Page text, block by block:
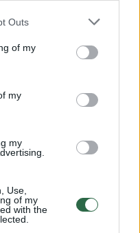
Outs
of my
my
my
Use,
of my
with the
smulkintas
Vaida.